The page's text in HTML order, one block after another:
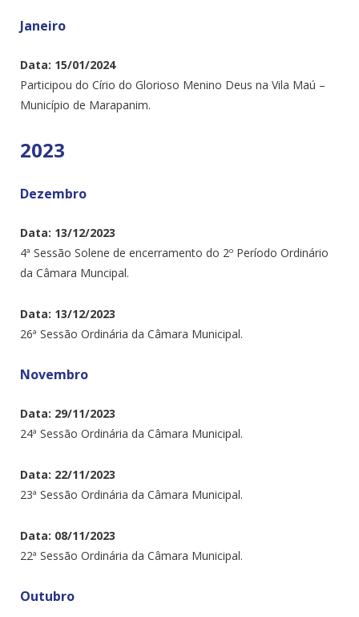
Janeiro
Data: 15/01/2024
Participou do Círio do Glorioso Menino Deus na Vila Maú –
Município de Marapanim.
2023
Dezembro
Data: 13/12/2023
4ª Sessão Solene de encerramento do 2º Período Ordinário
da Câmara Muncipal.
Data: 13/12/2023
26ª Sessão Ordinária da Câmara Municipal.
Novembro
Data: 29/11/2023
24ª Sessão Ordinária da Câmara Municipal.
Data: 22/11/2023
23ª Sessão Ordinária da Câmara Municipal.
Data: 08/11/2023
22ª Sessão Ordinária da Câmara Municipal.
Outubro